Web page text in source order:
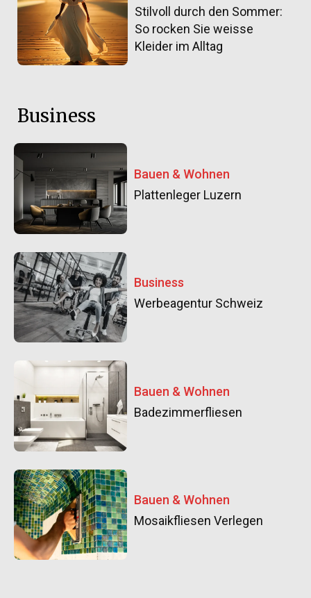
Stilvoll durch den Sommer:
So rocken Sie weisse
Kleider im Alltag
Business
Bauen & Wohnen
Plattenleger Luzern
Business
Werbeagentur Schweiz
Bauen & Wohnen
Badezimmerfliesen
Bauen & Wohnen
Mosaikfliesen Verlegen